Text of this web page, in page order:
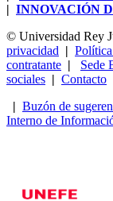
| INNOVACIÓN
© Universidad Rey
privacidad |
contratante | Sede
sociales | Contacto
| Buzón de
Interno de